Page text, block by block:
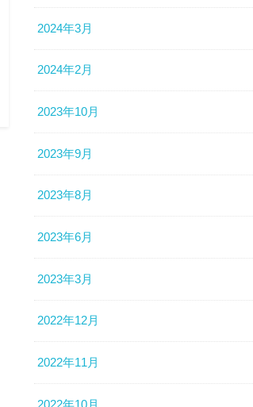
2024年3月
2024年2月
2023年10月
2023年9月
2023年8月
2023年6月
2023年3月
2022年12月
2022年11月
2022年10月